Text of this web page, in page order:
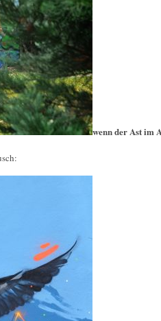
wenn der Ast im